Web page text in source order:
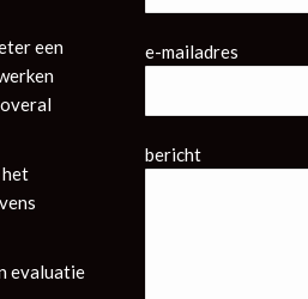
een
evaluatie
e-mailadres
bericht